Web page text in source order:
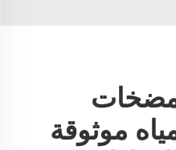
موثوقة